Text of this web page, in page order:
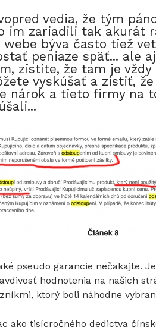
vedia, že tým
im zariadili tak akurát
webe býva často tiež
peniaze späť... ale
zistíte, že tam je vždy
vyskúšať a zistiť,
nárok a tieto firmy na
pseudo garancie nečakajte.
hodnotenia na našich
ktorý boli náhodne
ako tisícročného dedictva